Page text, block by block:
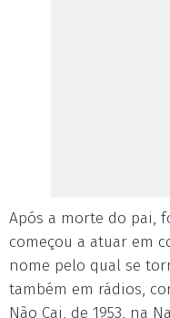
Após a morte do pai,
começou a atuar em
nome pelo qual se
também em rádios,
Não Cai, de 1953, na